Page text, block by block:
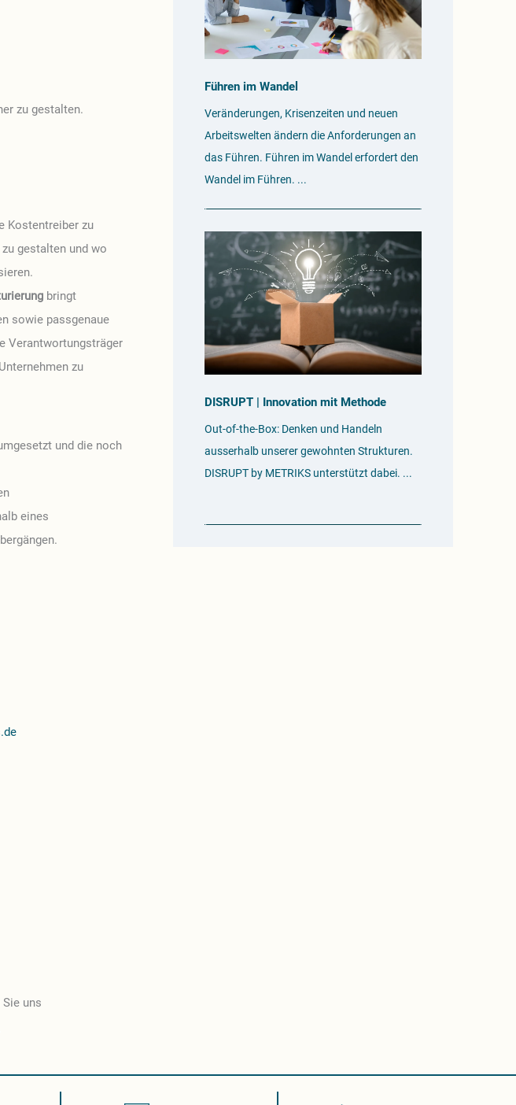
zu gestalten.
Kostentreiber zu
gestalten und wo
bringt
sowie passgenaue
Verantwortungsträger
zu
und die noch
eines
Führen im Wandel
Veränderungen, Krisenzeiten und neuen
Arbeitswelten ändern die Anforderungen an
das Führen. Führen im Wandel erfordert den
Wandel im Führen.
DISRUPT | Innovation mit Methode
Out-of-the-Box: Denken und Handeln
ausserhalb unserer gewohnten Strukturen.
DISRUPT by METRIKS unterstützt dabei.
uns